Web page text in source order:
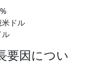
米ドル
ル
要因につい